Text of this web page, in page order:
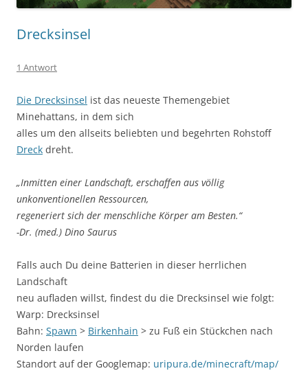
Drecksinsel
1 Antwort
Die Drecksinsel ist das neueste Themengebiet
Minehattans, in dem sich
alles um den allseits beliebten und begehrten Rohstoff
Dreck dreht.
„Inmitten einer Landschaft, erschaffen aus völlig
unkonventionellen Ressourcen,
regeneriert sich der menschliche Körper am Besten.“
-Dr. (med.) Dino Saurus
Falls auch Du deine Batterien in dieser herrlichen
Landschaft
neu aufladen willst, findest du die Drecksinsel wie folgt:
Warp: Drecksinsel
Bahn: Spawn > Birkenhain > zu Fuß ein Stückchen nach
Norden laufen
Standort auf der Googlemap: uripura.de/minecraft/map/